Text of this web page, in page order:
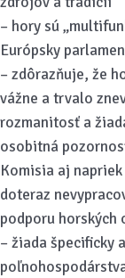
– hory sú
Európsky
– zdôrazňuje, že
vážne a trvalo
rozmanitosť a
osobitná
Komisia aj
doteraz
podporu horských
– žiada špecificky